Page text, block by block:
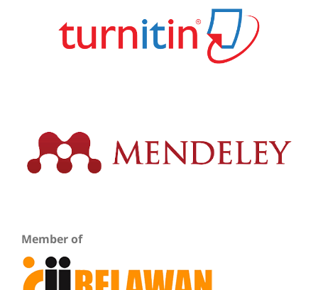
Member of